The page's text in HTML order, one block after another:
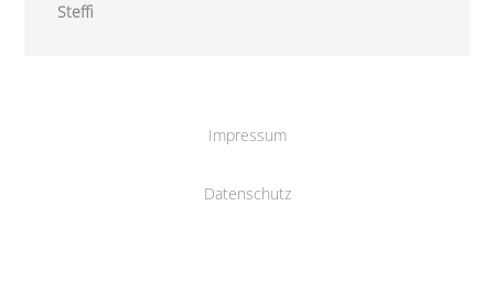
Steffi
Impressum
Datenschutz